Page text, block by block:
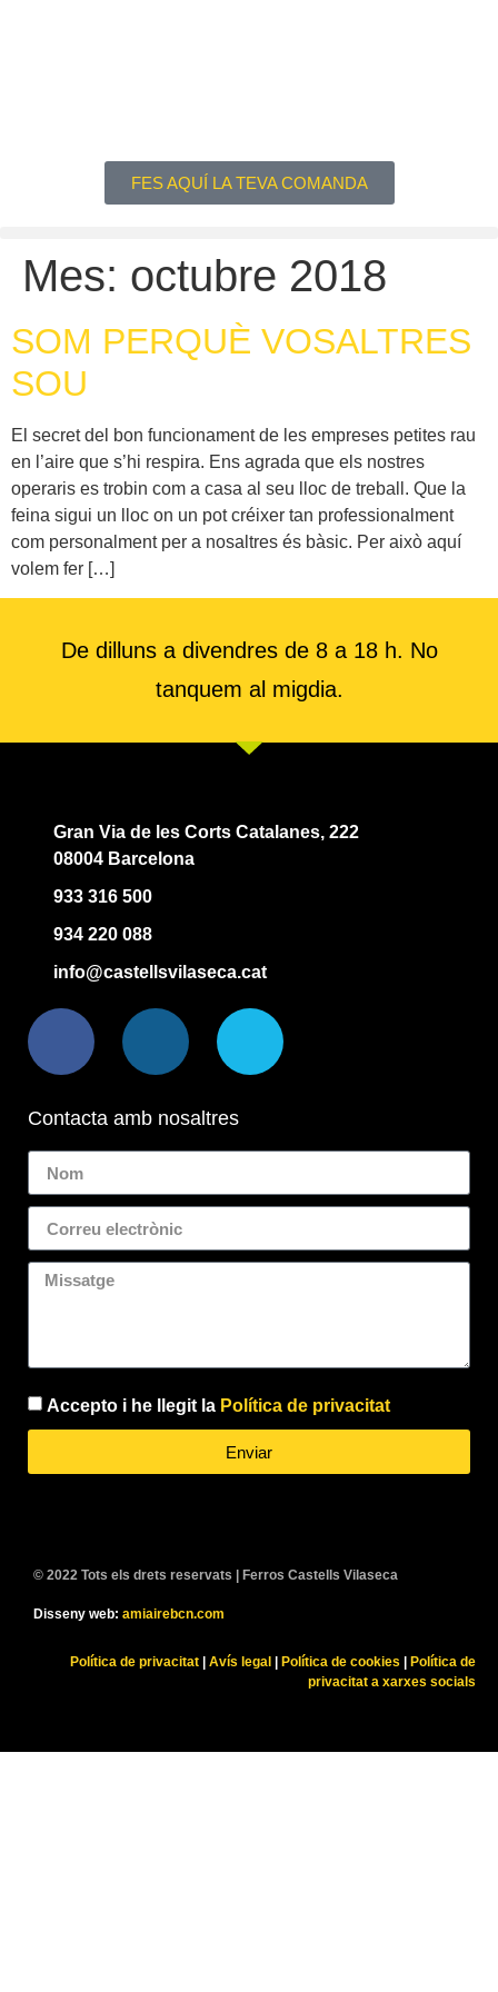
FES AQUÍ LA TEVA COMANDA
Mes: octubre 2018
SOM PERQUÈ VOSALTRES
SOU
El secret del bon funcionament de les empreses petites rau
en l’aire que s’hi respira. Ens agrada que els nostres
operaris es trobin com a casa al seu lloc de treball. Que la
feina sigui un lloc on un pot créixer tan professionalment
com personalment per a nosaltres és bàsic. Per això aquí
volem fer […]
De dilluns a divendres de 8 a 18 h. No
tanquem al migdia.
Gran Via de les Corts Catalanes, 222
08004 Barcelona
933 316 500
934 220 088
info@castellsvilaseca.cat
Contacta amb nosaltres
Accepto i he llegit la Política de privacitat
Enviar
© 2022 Tots els drets reservats | Ferros Castells Vilaseca
Disseny web: amiairebcn.com
Política de privacitat | Avís legal | Política de cookies | Política de
privacitat a xarxes socials